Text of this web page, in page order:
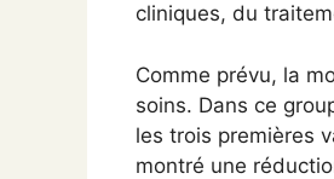
cliniques, du
Comme prévu, la
soins. Dans ce
les trois premières
montré une